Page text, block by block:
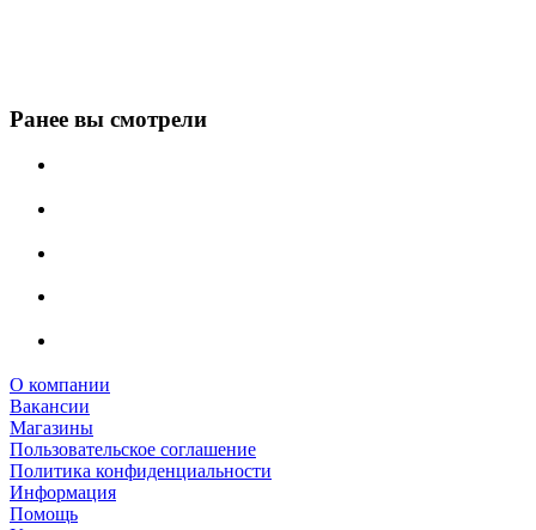
Ранее вы смотрели
О компании
Вакансии
Магазины
Пользовательское соглашение
Политика конфиденциальности
Информация
Помощь